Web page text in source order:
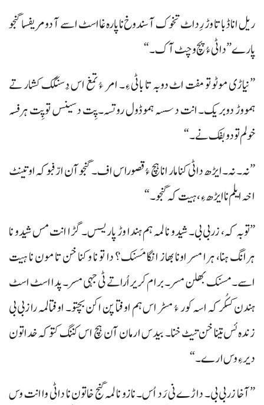
ریل انا ڈبا تا وڑ رِداٹ تخوک آ سندوخ نا پارہ غا اسٹ اسے آ دو مریفسا گنجو
پارے ”داٹی ءُ پچ و چٹ آک۔“
”نیاڑی موٹو تو مفت اٹ دوبہ تا باٹی ءِ۔ امر ءُ تمغ اس دَسنگک کشار تے
ہمووڑ دوبریک۔ انت دسسہ ہموڈول روتسہ۔ پِت دسینس تو پِت ہرفسہ
خولم تو دوبفک نے۔“
”نہ۔ نہ۔ ایڑھ داٹی کنا مار انا ہچ ءُ قصوراس اف۔ گنجو آن ارّفبو کہ اوتینٹ
اخہ ایلم نا ایڑھ ءِ، ہیت کہ گنجو۔“
”توبہ کہ، زربی بی۔ شیدو نا لمہ ہم ہندا وڑ پاریسس۔ گڑا انت مس شیدو نا
ہرانگ ہنا، ہرا مسر اونا بھاز انگا مَسنک؟ دا تو نا وکنا خن تا مون نا ہیت
اسے۔ مسنک بھلن مسر۔ برام کریر اُراتے ٹی جہی مسر۔ پدا اسٹ اسٹ
ہندن کسکُرکہ اسہ کور ءُ مسڑ اس ہم اوفتا پن اکن بچتو۔ اوفتا لمہ رازبی بی
زندہ ئس تینا خن تیٹ خنا۔ بیدس ارمان آن ہچ اس کننگ کتوکہ خداتون
دیر ءِ وس ارے۔“
”آخا زربی بی۔ داڑے نی رَد اُس۔ نازو نا لمہ گنج خاتون نا داٹی وا انت وس